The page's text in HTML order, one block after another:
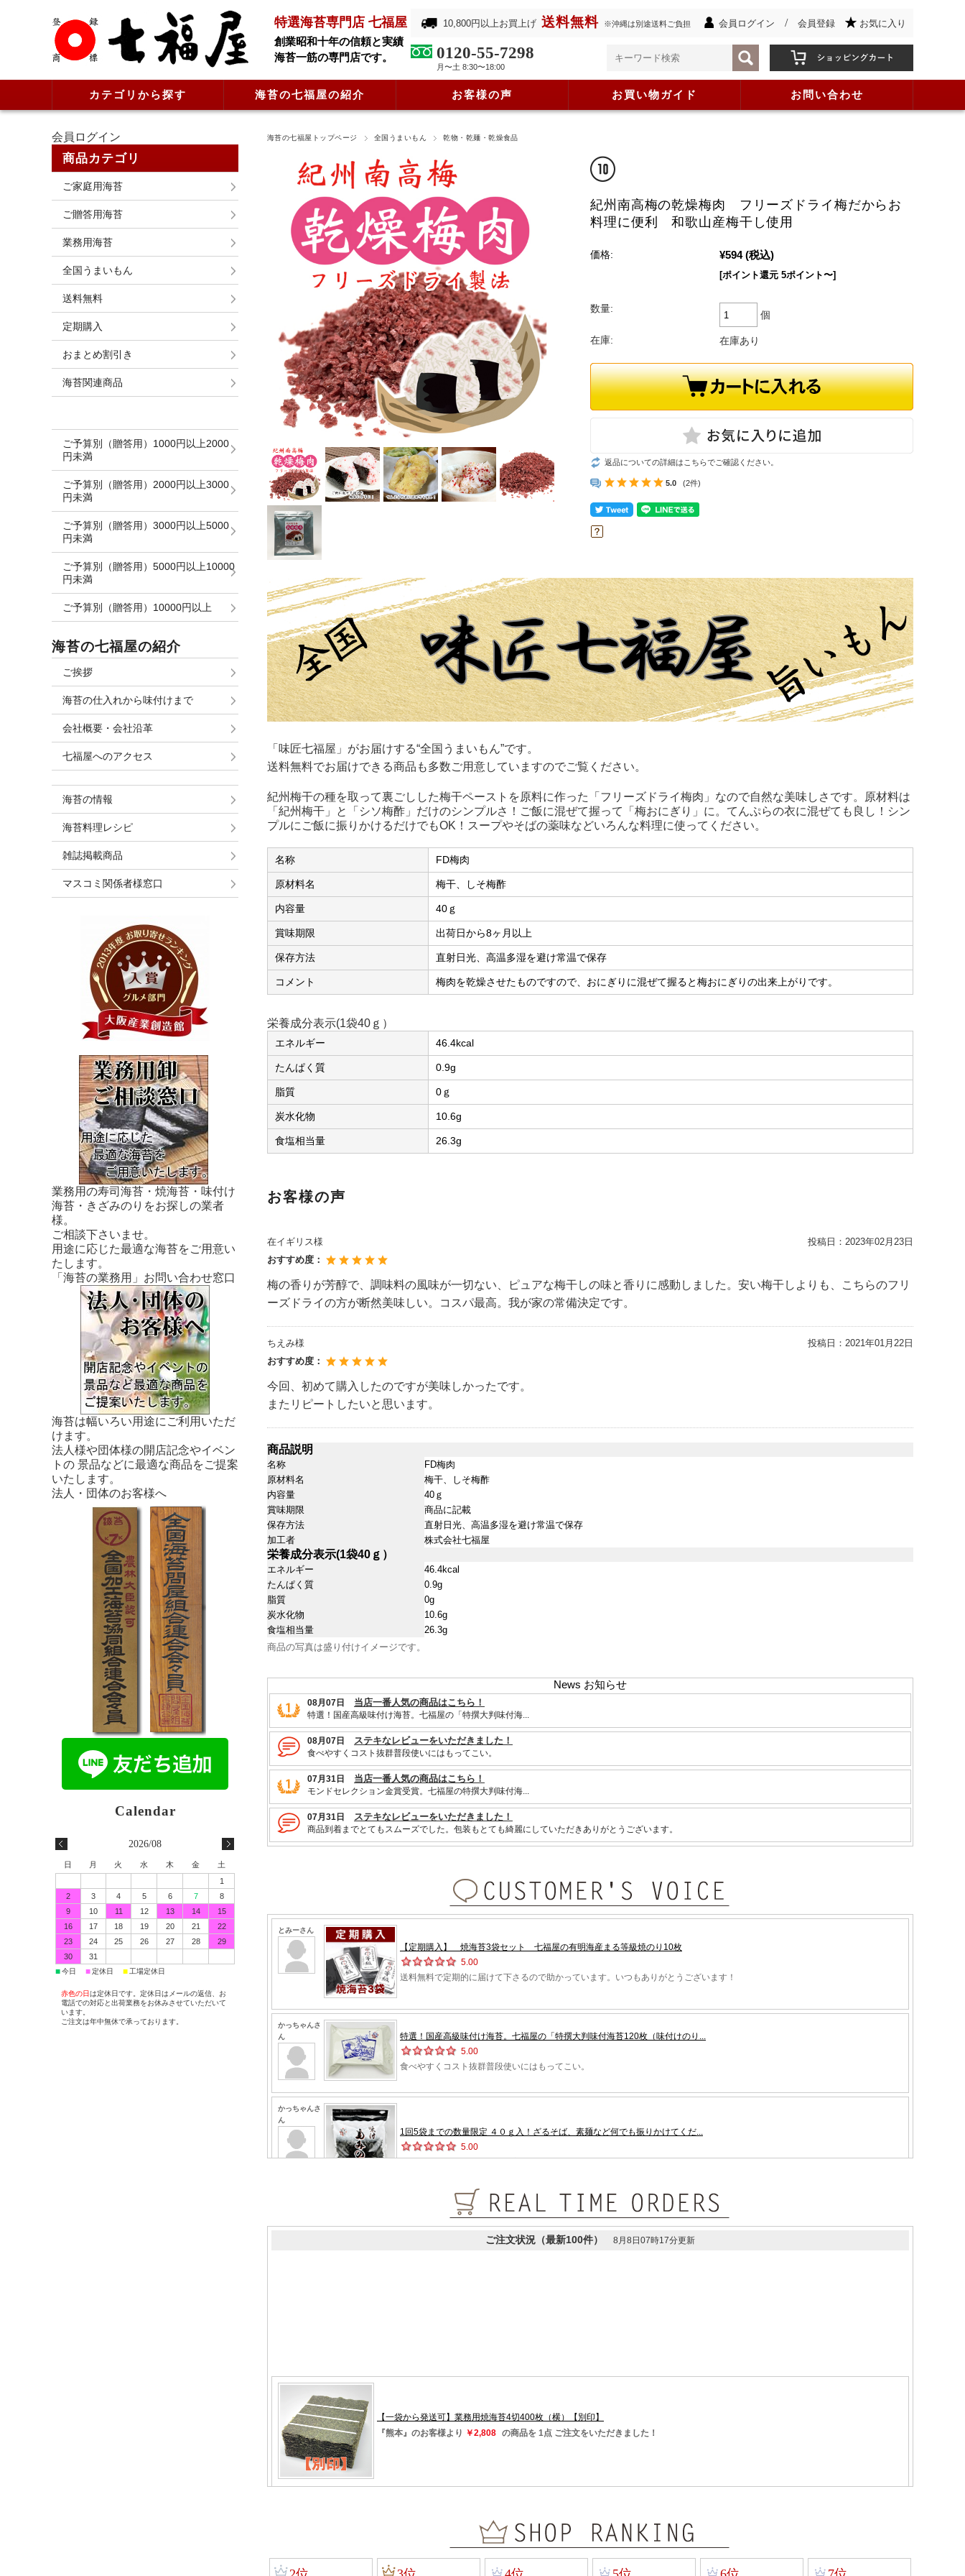
特選海苔専門店 七福屋
創業昭和十年の信頼と実績
海苔一筋の専門店です。
10,800円以上お買上げ 送料無料 ※沖縄は別途送料ご負担 会員ログイン / 会員登録 お気に入り
0120-55-7298
月〜土 8:30〜18:00
カテゴリから探す 海苔の七福屋の紹介 お客様の声 お買い物ガイド お問い合わせ
海苔の七福屋トップページ 全国うまいもん 乾物・乾麺・乾燥食品
紀州南高梅の乾燥梅肉 フリーズドライ梅だからお
料理に便利 和歌山産梅干し使用
価格: ¥594 (税込)
[ポイント還元 5ポイント〜]
数量:
個
在庫: 在庫あり
返品についての詳細はこちらでご確認ください。
5.0 (2件)
「味匠七福屋」 がお届けする“全国うまいもん”です。
送料無料でお届けできる商品も多数ご用意していますのでご覧ください。
紀州梅干の種を取って裏ごしした梅干ペーストを原料に作った「フリーズドライ梅肉」なので自然な美味しさです。原材料は
「紀州梅干」と「シソ梅酢」だけのシンプルさ！ご飯に混ぜて握って「梅おにぎり」に。てんぷらの衣に混ぜても良し！シン
プルにご飯に振りかけるだけでもOK！スープやそばの薬味などいろんな料理に使ってください。
名称 FD梅肉
原材料名 梅干、しそ梅酢
内容量 40ｇ
賞味期限 出荷日から8ヶ月以上
保存方法 直射日光、高温多湿を避け常温で保存
コメント 梅肉を乾燥させたものですので、おにぎりに混ぜて握ると梅おにぎりの出来上がりです。
栄養成分表示(1袋40ｇ）
エネルギー 46.4kcal
たんぱく質 0.9g
脂質 0ｇ
炭水化物 10.6g
食塩相当量 26.3g
お客様の声
在イギリス様 投稿日： 2023年02月23日
おすすめ度：
梅の香りが芳醇で、調味料の風味が一切ない、ピュアな梅干しの味と香りに感動しました。安い梅干しよりも、こちらのフリ
ーズドライの方が断然美味しい。コスパ最高。我が家の常備決定です。
ちえみ様 投稿日： 2021年01月22日
おすすめ度：
今回、初めて購入したのですが美味しかったです。
またリピートしたいと思います。
商品説明
名称
FD梅肉
原材料名
梅干、しそ梅酢
内容量
40ｇ
賞味期限
商品に記載
保存方法
直射日光、高温多湿を避け常温で保存
加工者
株式会社七福屋
栄養成分表示(1袋40ｇ）
エネルギー
46.4kcal
たんぱく質
0.9g
脂質
0g
炭水化物
10.6g
食塩相当量
26.3g
商品の写真は盛り付けイメージです。
会員ログイン
商品カテゴリ
ご家庭用海苔
ご贈答用海苔
業務用海苔
全国うまいもん
送料無料
定期購入
おまとめ割引き
海苔関連商品
ご予算別（贈答用）1000円以上2000
円未満
ご予算別（贈答用）2000円以上3000
円未満
ご予算別（贈答用）3000円以上5000
円未満
ご予算別（贈答用）5000円以上10000
円未満
ご予算別（贈答用）10000円以上
海苔の七福屋の紹介
ご挨拶
海苔の仕入れから味付けまで
会社概要・会社沿革
七福屋へのアクセス
海苔の情報
海苔料理レシピ
雑誌掲載商品
マスコミ関係者様窓口
業務用の寿司海苔・焼海苔・味付け
海苔・きざみのりをお探しの業者
様。
ご相談下さいませ。
用途に応じた最適な海苔をご用意い
たします。
「海苔の業務用」お問い合わせ窓口
海苔は幅いろい用途にご利用いただ
けます。
法人様や団体様の開店記念やイベン
トの 景品などに最適な商品をご提案
いたします。
法人・団体のお客様へ
2026/08
日 月 火 水 木 金
土
1
2
3 4 5 6 7
8
9
10 11 12 13 14
15
16
17 18 19 20 21
22
23
24 25 26 27 28
29
30
31
■今日 ■定休日 ■ 工場定休日
赤色の日は定休日です。定休日はメールの返信、お
電話での対応と出荷業務をお休みさせていただいて
います。
ご注文は年中無休で承っております。